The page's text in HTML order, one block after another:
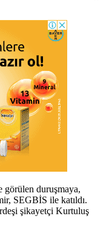
görülen duruşmaya,
SEGBİS ile katıldı.
şikayetçi Kurtuluş